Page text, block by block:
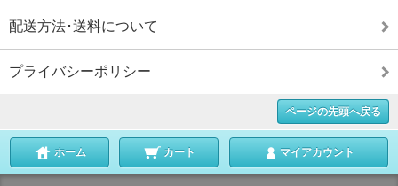
配送方法･送料について
プライバシーポリシー
ページの先頭へ戻る
ホーム カート マイアカウント